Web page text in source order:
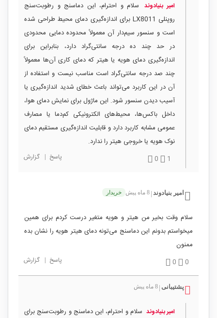
امیر بنیادوند
سلام و احترام، این دماسنج و رطوبت‌سنج
روپنلی LX8011 برای اندازه‌گیری دمای محیط طراحی شده
است و سنسور سیم‌دار آن معمولاً محدوده دمایی محدودی
در حد چند ده درجه سانتی‌گراد دارد، بنابراین برای
اندازه‌گیری دمای هویه یا هیتر که دمای کاری آن‌ها معمولاً
چند صد درجه سانتی‌گراد است مناسب نیست و استفاده از
آن در این کاربرد می‌تواند باعث خطای شدید اندازه‌گیری یا
آسیب دیدن سنسور شود. این ماژول برای نمایش دمای هوا،
داخل باکس‌ها، محیط‌های الکترونیکی کم‌دما یا مصارف
عمومی مشابه کاربرد دارد و قابلیت اندازه‌گیری مستقیم دمای
نوک هویه یا خروجی هیتر را ندارد.
1
0 پاسخ | گزارش
امیر بنیادوند 8 ماه پیش خریدار
سلام وقت بخیر من هیتر و هویه متغیر درست کردم برای همین
میخواستم بدونم این دماسنج می‌تونه دمای هیتر هویه را نشان بده
ممنون
0
0 پاسخ | گزارش
پشتیبانی 8 ماه پیش
امیر بنیادوند سلام و احترام، این دماسنج و رطوبت‌سنج برای